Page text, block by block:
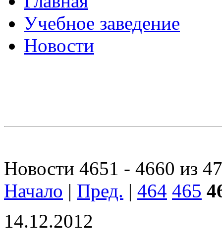
Учебное заведение
Новости
Новости 4651 - 4660 из
Начало | Пред. | 464 465
14.12.2012